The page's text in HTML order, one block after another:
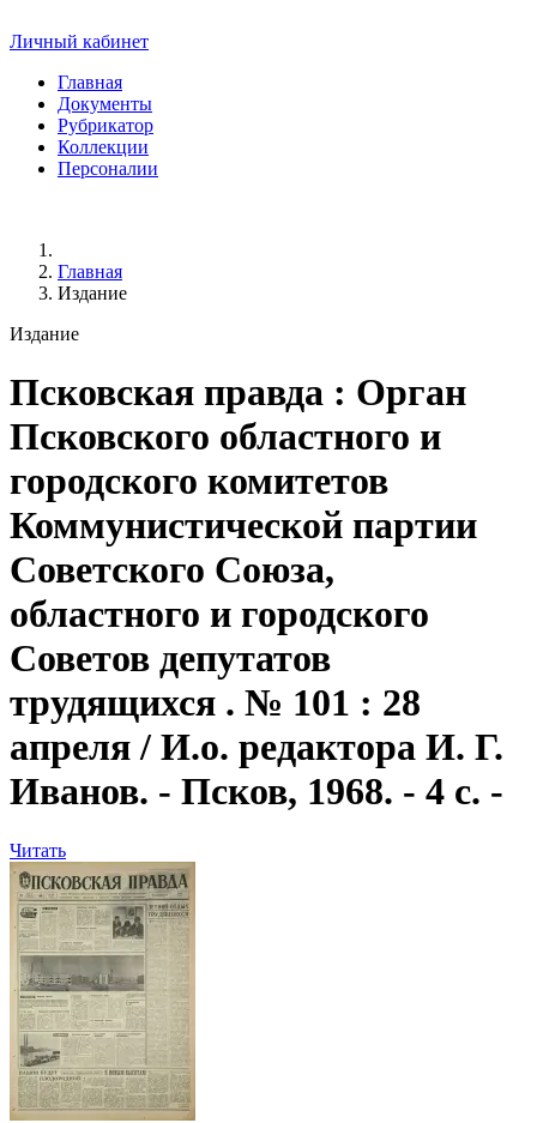
Личный кабинет
Главная
Документы
Рубрикатор
Коллекции
Персоналии
Главная
Издание
Издание
Псковская правда : Орган
Псковского областного и
городского комитетов
Коммунистической партии
Советского Союза,
областного и городского
Советов депутатов
трудящихся . № 101 : 28
апреля / И.о. редактора И. Г.
Иванов. - Псков, 1968. - 4 с. -
Читать